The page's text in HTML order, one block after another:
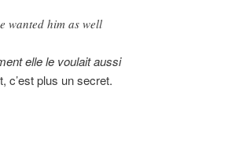
wanted him as well
elle le voulait aussi
c’est plus un secret.